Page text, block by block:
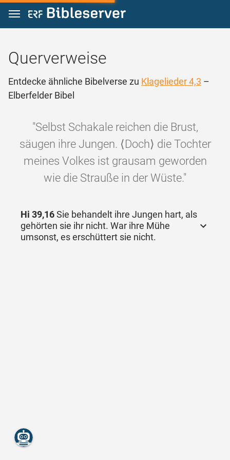
Zum Inhalt springen
Querverweise
Entdecke ähnliche Bibelverse zu Klagelieder 4,3 –
Elberfelder Bibel
"Selbst Schakale reichen die Brust,
säugen ihre Jungen. ⟨Doch⟩ die Tochter
meines Volkes ist grausam geworden
wie die Strauße in der Wüste."
Hi 39,16Sie behandelt ihre Jungen hart, als
gehörten sie ihr nicht. War ihre Mühe
umsonst, es erschüttert sie nicht.